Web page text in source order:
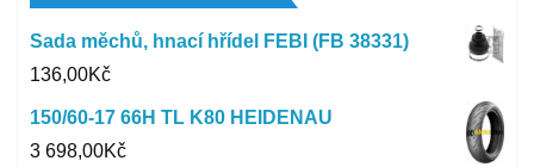
Sada měchů, hnací hřídel FEBI (FB 38331)
136,00Kč
150/60-17 66H TL K80 HEIDENAU
3 698,00Kč